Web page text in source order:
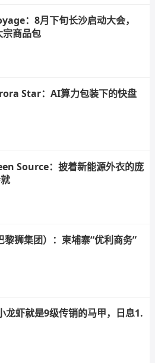
：8月下旬长沙启动大会，
宗商品包
Star：AI算力包装下的快盘
Source：披着新能源外衣的庞
狮集团）：柬埔寨“优利商务”
虾就是9级传销的马甲，日息1.